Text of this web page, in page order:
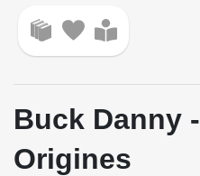
Buck Danny -
Origines